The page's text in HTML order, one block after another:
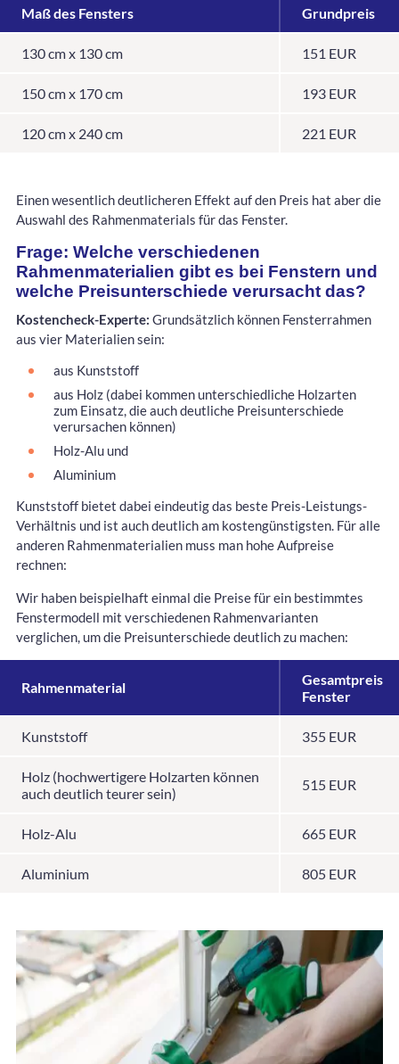
Maß des Fensters Grundpreis
130 cm x 130 cm 151 EUR
150 cm x 170 cm 193 EUR
120 cm x 240 cm 221 EUR
Einen wesentlich deutlicheren Effekt auf den Preis hat aber die
Auswahl des Rahmenmaterials für das Fenster.
Frage: Welche verschiedenen
Rahmenmaterialien gibt es bei Fenstern und
welche Preisunterschiede verursacht das?
Kostencheck-Experte: Grundsätzlich können Fensterrahmen
aus vier Materialien sein:
aus Kunststoff
aus Holz (dabei kommen unterschiedliche Holzarten
zum Einsatz, die auch deutliche Preisunterschiede
verursachen können)
Holz-Alu und
Aluminium
Kunststoff bietet dabei eindeutig das beste Preis-Leistungs-
Verhältnis und ist auch deutlich am kostengünstigsten. Für alle
anderen Rahmenmaterialien muss man hohe Aufpreise
rechnen:
Wir haben beispielhaft einmal die Preise für ein bestimmtes
Fenstermodell mit verschiedenen Rahmenvarianten
verglichen, um die Preisunterschiede deutlich zu machen:
Rahmenmaterial
Gesamtpreis
Fenster
Kunststoff 355 EUR
Holz (hochwertigere Holzarten können
auch deutlich teurer sein)
515 EUR
Holz-Alu 665 EUR
Aluminium 805 EUR